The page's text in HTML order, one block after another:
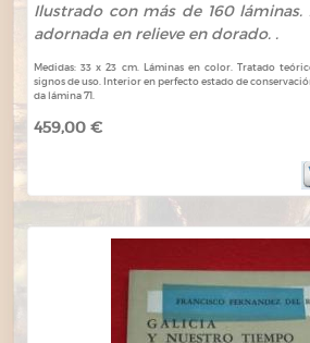
Ilustrado con más de 160
adornada en relieve en dorado. .
Medidas: 33 x 23 cm. Láminas en color. Tratado
signos de uso. Interior en perfecto estado de
da lámina 71.
459,00 €